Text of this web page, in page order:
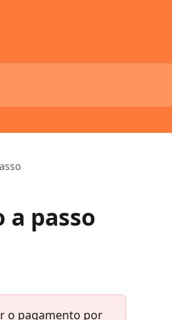
a passo
o pagamento por